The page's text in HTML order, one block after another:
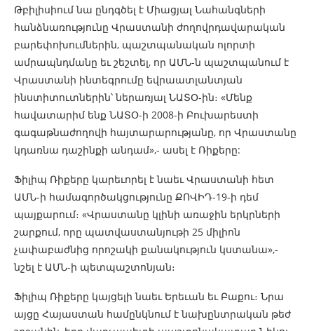
Թբիլիսիում նա ընդգծել է Միացյալ Նահանգների
հանձնառությունը Վրաստանի ժողովրդավարական
բարեփոխումներին, պաշտպանական ոլորտի
ամրապնդմանը եւ շեշտել, որ ԱՄՆ-ն պաշտպանում է
Վրաստանի ինտեգրումը եվրաատլանտյան
ինստիտուտներին՝ ներառյալ ՆԱՏՕ-ին։ «Մենք
հավատարիմ ենք ՆԱՏՕ-ի 2008-ի Բուխարեստի
գագաթնաժողովի հայտարարությանը, որ Վրաստանը
կդառնա դաշինքի անդամ»,- ասել է Ռիքերը:
Ֆիլիպ Ռիքերը կարեւորել է նաեւ Վրաստանի հետ
ԱՄՆ-ի համագործակցությունը ՔՈՎԻԴ-19-ի դեմ
պայքարում։ «Վրաստանը կլինի առաջին երկրների
շարքում, որը պատվաստանյութի 25 միլիոն
չափաբաժնից որոշակի քանակություն կստանա»,-
նշել է ԱՄՆ-ի պետպաշտոնյան։
Ֆիլիպ Ռիքերը կայցելի նաեւ Երեւան եւ Բաքու։ Նրա
այցը Հայաստան համընկնում է նախընտրական թեժ